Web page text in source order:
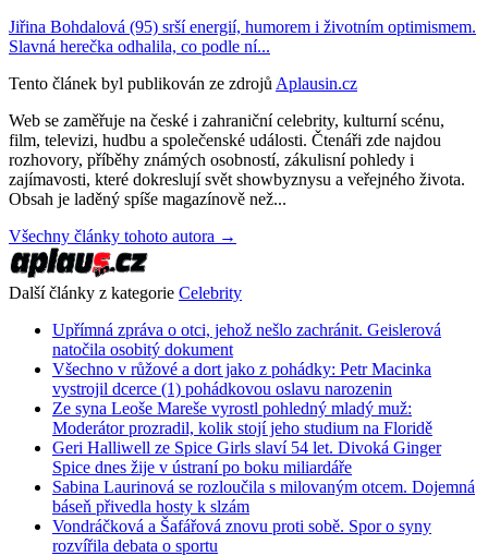
Jiřina Bohdalová (95) srší energií, humorem i životním optimismem.
Slavná herečka odhalila, co podle ní...
Tento článek byl publikován ze zdrojů Aplausin.cz
Web se zaměřuje na české i zahraniční celebrity, kulturní scénu,
film, televizi, hudbu a společenské události. Čtenáři zde najdou
rozhovory, příběhy známých osobností, zákulisní pohledy i
zajímavosti, které dokreslují svět showbyznysu a veřejného života.
Obsah je laděný spíše magazínově než...
Všechny články tohoto autora →
Další články z kategorie Celebrity
Upřímná zpráva o otci, jehož nešlo zachránit. Geislerová
natočila osobitý dokument
Všechno v růžové a dort jako z pohádky: Petr Macinka
vystrojil dcerce (1) pohádkovou oslavu narozenin
Ze syna Leoše Mareše vyrostl pohledný mladý muž:
Moderátor prozradil, kolik stojí jeho studium na Floridě
Geri Halliwell ze Spice Girls slaví 54 let. Divoká Ginger
Spice dnes žije v ústraní po boku miliardáře
Sabina Laurinová se rozloučila s milovaným otcem. Dojemná
báseň přivedla hosty k slzám
Vondráčková a Šafářová znovu proti sobě. Spor o syny
rozvířila debata o sportu